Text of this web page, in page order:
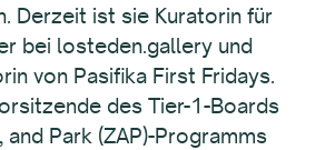
Derzeit ist sie Kuratorin für
bei losteden.gallery und
von Pasifika First Fridays.
des Tier-1-Boards
Park (ZAP)-Programms